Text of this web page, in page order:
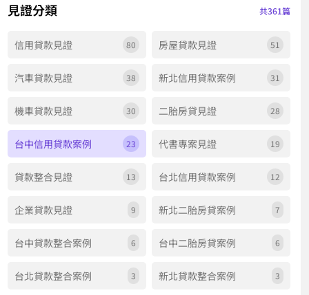
見證分類 共361篇
信用貸款見證 80 房屋貸款見證 51
汽車貸款見證 38 新北信用貸款案例 31
機車貸款見證 30 二胎房貸見證 28
台中信用貸款案例 23 代書專案見證 19
貸款整合見證 13 台北信用貸款案例 12
企業貸款見證 9 新北二胎房貸案例 7
台中貸款整合案例 6 台中二胎房貸案例 6
台北貸款整合案例 3 新北貸款整合案例 3